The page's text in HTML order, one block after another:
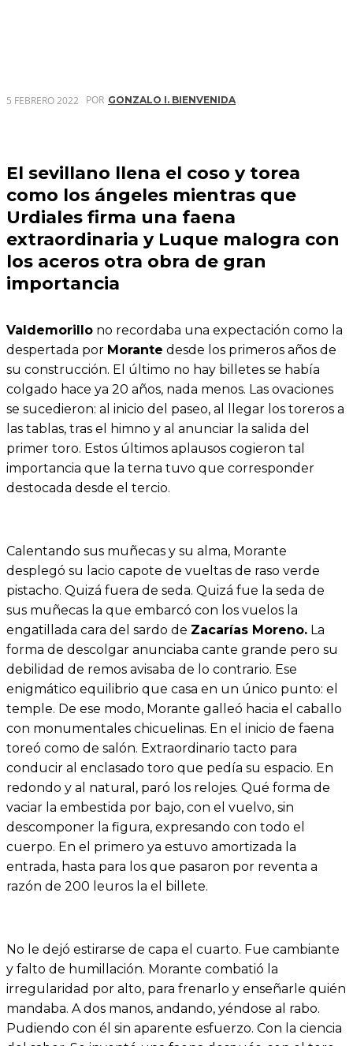
5 FEBRERO 2022 POR GONZALO I. BIENVENIDA
El sevillano llena el coso y torea
como los ángeles mientras que
Urdiales firma una faena
extraordinaria y Luque malogra con
los aceros otra obra de gran
importancia
Valdemorillo no recordaba una expectación como la
despertada por Morante desde los primeros años de
su construcción. El último no hay billetes se había
colgado hace ya 20 años, nada menos. Las ovaciones
se sucedieron: al inicio del paseo, al llegar los toreros a
las tablas, tras el himno y al anunciar la salida del
primer toro. Estos últimos aplausos cogieron tal
importancia que la terna tuvo que corresponder
destocada desde el tercio.
Calentando sus muñecas y su alma, Morante
desplegó su lacio capote de vueltas de raso verde
pistacho. Quizá fuera de seda. Quizá fue la seda de
sus muñecas la que embarcó con los vuelos la
engatillada cara del sardo de Zacarías Moreno. La
forma de descolgar anunciaba cante grande pero su
debilidad de remos avisaba de lo contrario. Ese
enigmático equilibrio que casa en un único punto: el
temple. De ese modo, Morante galleó hacia el caballo
con monumentales chicuelinas. En el inicio de faena
toreó como de salón. Extraordinario tacto para
conducir al enclasado toro que pedía su espacio. En
redondo y al natural, paró los relojes. Qué forma de
vaciar la embestida por bajo, con el vuelvo, sin
descomponer la figura, expresando con todo el
cuerpo. En el primero ya estuvo amortizada la
entrada, hasta para los que pasaron por reventa a
razón de 200 leuros la el billete.
No le dejó estirarse de capa el cuarto. Fue cambiante
y falto de humillación. Morante combatió la
irregularidad por alto, para frenarlo y enseñarle quién
mandaba. A dos manos, andando, yéndose al rabo.
Pudiendo con él sin aparente esfuerzo. Con la ciencia